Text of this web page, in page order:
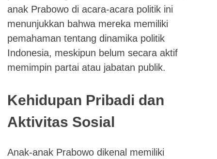
anak Prabowo di acara-acara politik ini
menunjukkan bahwa mereka memiliki
pemahaman tentang dinamika politik
Indonesia, meskipun belum secara aktif
memimpin partai atau jabatan publik.
Kehidupan Pribadi dan
Aktivitas Sosial
Anak-anak Prabowo dikenal memiliki